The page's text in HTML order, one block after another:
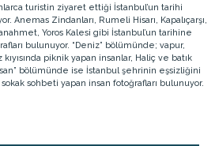
turistin ziyaret ettiği İstanbul’un tarihi
Anemas Zindanları, Rumeli Hisarı, Kapalıçarşı,
Yoros Kalesi gibi İstanbul’un tarihine
bulunuyor. “Deniz” bölümünde; vapur,
kıyısında piknik yapan insanlar, Haliç ve batık
bölümünde ise İstanbul şehrinin eşsizliğini
sohbeti yapan insan fotoğrafları bulunuyor.